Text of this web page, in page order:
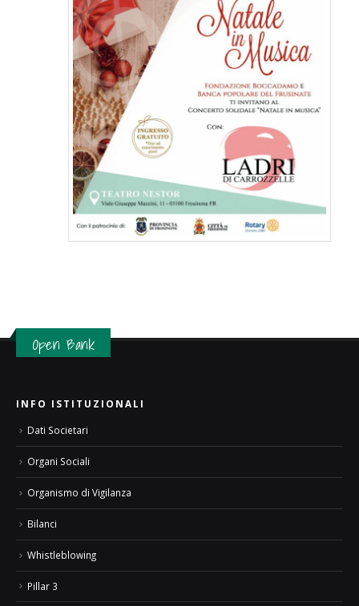
Open Bank
INFO ISTITUZIONALI
Dati Societari
Organi Sociali
Organismo di Vigilanza
Bilanci
Whistleblowing
Pillar 3